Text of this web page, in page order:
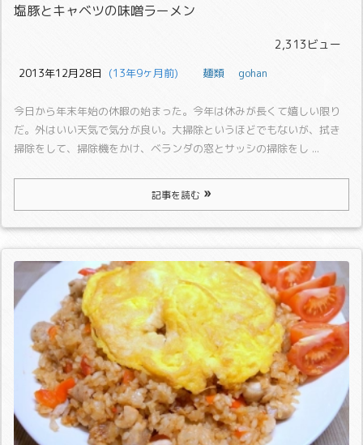
塩豚とキャベツの味噌ラーメン
2,313ビュー
2013年12月28日
  (13年9ヶ月前)
麺類 gohan
今日から年末年始の休暇の始まった。今年は休みが長くて嬉しい限り
だ。 外はいい天気で気分が良い。大掃除というほどでもないが、拭き
掃除をして、掃除機をかけ、ベランダの窓とサッシの掃除をし ...
記事を読む